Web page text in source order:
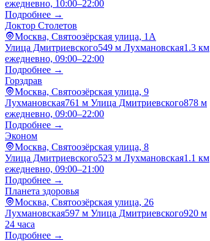
ежедневно, 10:00–22:00
Подробнее →
Доктор Столетов
Москва, Святоозёрская улица, 1А
Улица Дмитриевского549 м Лухмановская1.3 км
ежедневно, 09:00–22:00
Подробнее →
Горздрав
Москва, Святоозёрская улица, 9
Лухмановская761 м Улица Дмитриевского878 м
ежедневно, 09:00–22:00
Подробнее →
Эконом
Москва, Святоозёрская улица, 8
Улица Дмитриевского523 м Лухмановская1.1 км
ежедневно, 09:00–21:00
Подробнее →
Планета здоровья
Москва, Святоозёрская улица, 26
Лухмановская597 м Улица Дмитриевского920 м
24 часа
Подробнее →